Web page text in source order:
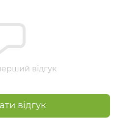
відгук
відгук